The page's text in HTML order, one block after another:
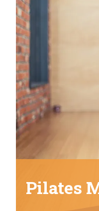
Pilates